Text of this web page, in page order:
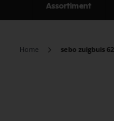
Assortiment
Home sebo zuigbuis